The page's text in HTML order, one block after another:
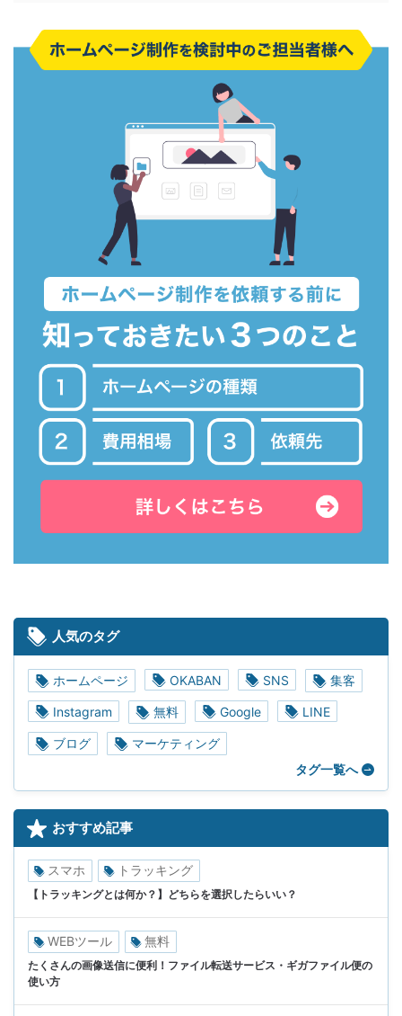
人気のタグ
ホームページ OKABAN SNS 集客
Instagram 無料 Google LINE
ブログ
マーケティング
タグ一覧へ
おすすめ記事
スマホ トラッキング
【トラッキングとは何か？】どちらを選択したらいい？
WEBツール 無料
たくさんの画像送信に便利！ファイル転送サービス・ギガファイル便の
使い方